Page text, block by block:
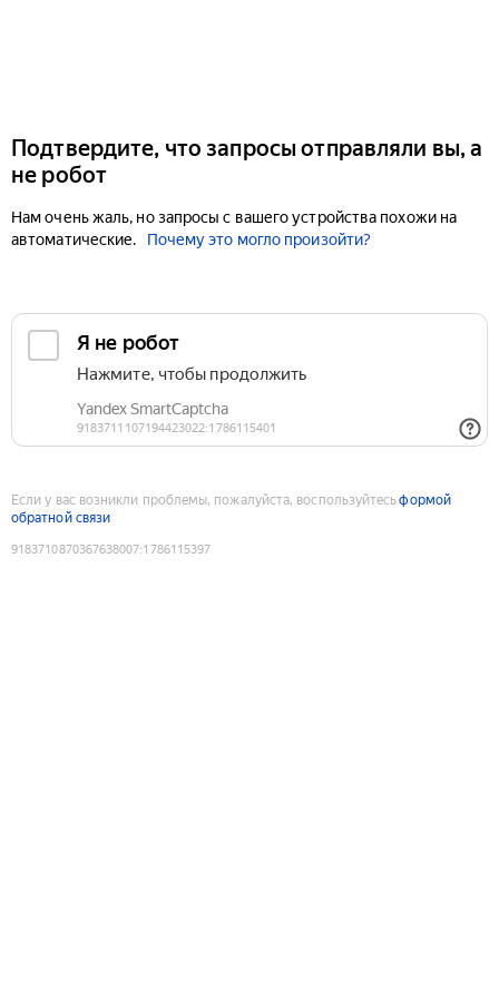
Подтвердите, что запросы отправляли вы, а
не робот
Нам очень жаль, но запросы с вашего устройства похожи на
автоматические.
Почему это могло произойти?
Если у вас возникли проблемы, пожалуйста, воспользуйтесьформой
обратной связи
9183710870367638007:1786115397